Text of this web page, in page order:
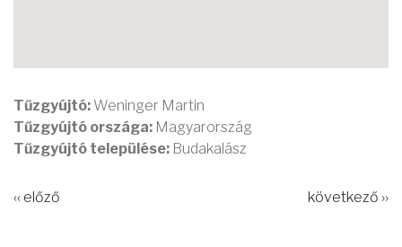
Tűzgyújtó: Weninger Martin
Tűzgyújtó országa: Magyarország
Tűzgyújtó települése: Budakalász
‹‹ előző következő ››